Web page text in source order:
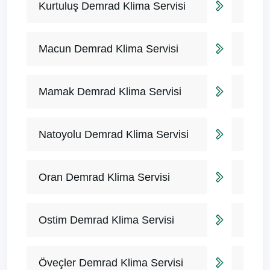
Kurtuluş Demrad Klima Servisi
Macun Demrad Klima Servisi
Mamak Demrad Klima Servisi
Natoyolu Demrad Klima Servisi
Oran Demrad Klima Servisi
Ostim Demrad Klima Servisi
Öveçler Demrad Klima Servisi